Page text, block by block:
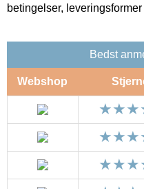
betingelser,
Bedst
Webshop